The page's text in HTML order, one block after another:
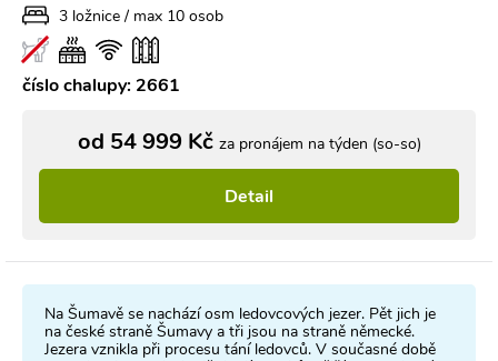
3 ložnice / max 10 osob
číslo chalupy: 2661
od 54 999 Kč za pronájem na týden (so-so)
Detail
Na Šumavě se nachází osm ledovcových jezer. Pět jich je
na české straně Šumavy a tři jsou na straně německé.
Jezera vznikla při procesu tání ledovců. V současné době